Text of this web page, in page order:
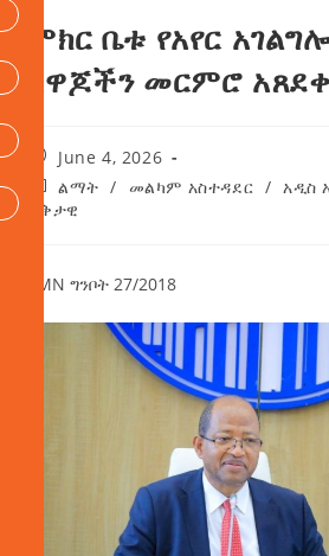
ምክር ቤቱ የአየር
አዋጆችን መርምሮ አጸደቀ
June 4, 2026
ልማት / መልካም አስተዳደር / አዲስ
ወቅታዊ
AMN ግንቦት 27/2018